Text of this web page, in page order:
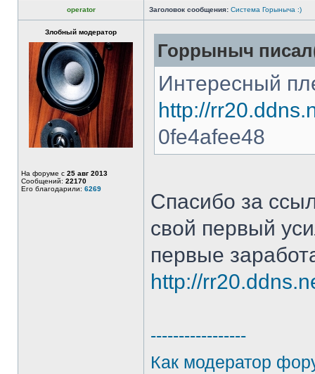
operator Заголовок сообщения: Система Горыныча :)
Злобный модератор
На форуме с 25 авг 2013
Сообщений: 22170
Его благодарили: 6269
Горрыныч
Интересный
http://
0fe4afee48
Спасибо за
свой первый
первые
http://
-----------------
Как модератор